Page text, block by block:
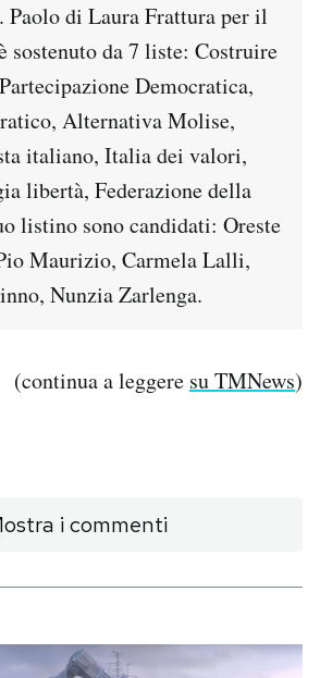
Paolo di Laura Frattura per il
sostenuto da 7 liste: Costruire
Democratica,
Alternativa Molise,
italiano, Italia dei valori,
libertà, Federazione della
listino sono candidati: Oreste
Maurizio, Carmela Lalli,
Nunzia Zarlenga.
(continua a leggere su TMNews)
i commenti